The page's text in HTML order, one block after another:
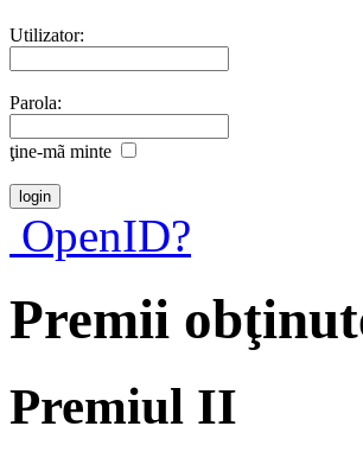
Utilizator:
Parola:
ţine-mã minte
OpenID?
Premii
Premiul II